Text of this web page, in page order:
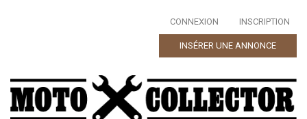
CONNEXION INSCRIPTION
INSÉRER UNE ANNONCE